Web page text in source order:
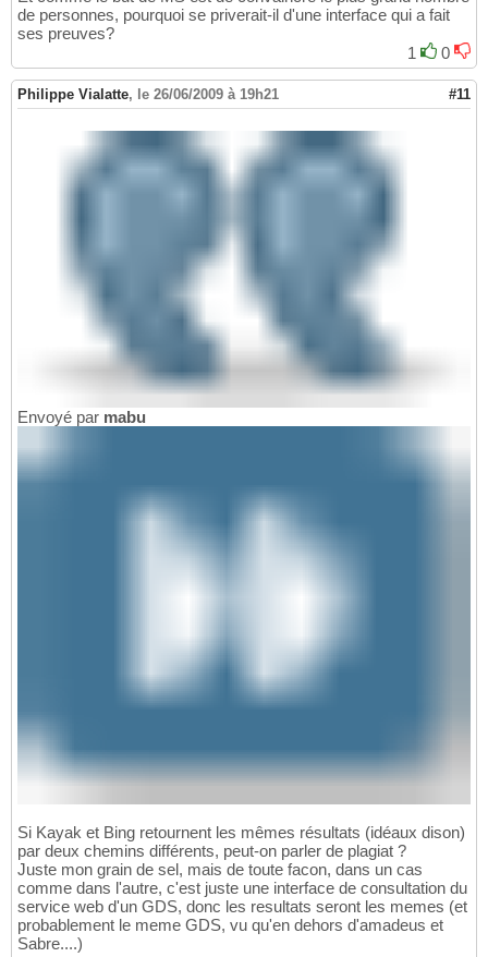
de personnes, pourquoi se priverait-il d'une interface qui a fait
ses preuves?
1
0
Philippe Vialatte, le 26/06/2009 à 19h21 #11
Envoyé par mabu
Si Kayak et Bing retournent les mêmes résultats (idéaux dison)
par deux chemins différents, peut-on parler de plagiat ?
Juste mon grain de sel, mais de toute facon, dans un cas
comme dans l'autre, c'est juste une interface de consultation du
service web d'un GDS, donc les resultats seront les memes (et
probablement le meme GDS, vu qu'en dehors d'amadeus et
Sabre....)